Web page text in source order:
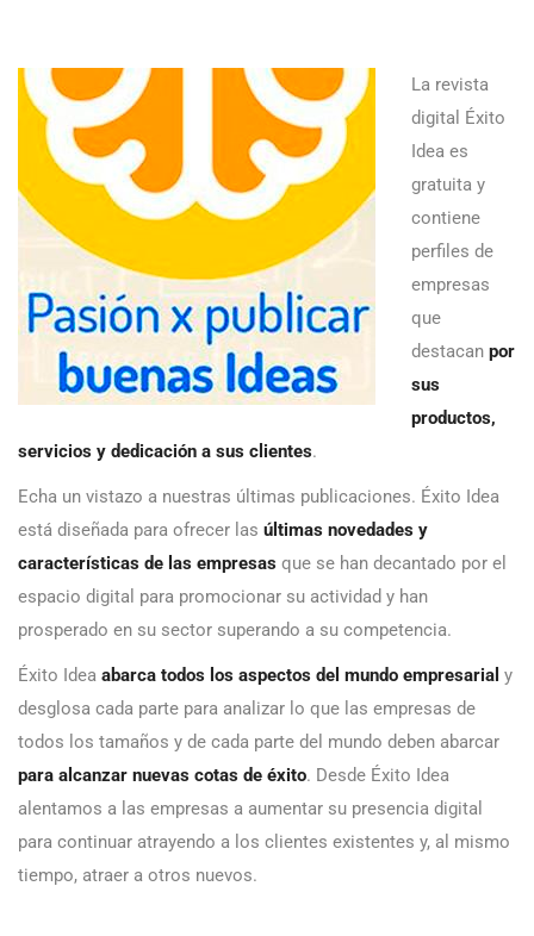
La revista
digital Éxito
Idea es
gratuita y
contiene
perfiles de
empresas
que
destacan por
sus
productos,
servicios y dedicación a sus clientes.
Echa un vistazo a nuestras últimas publicaciones. Éxito Idea
está diseñada para ofrecer las últimas novedades y
características de las empresas que se han decantado por el
espacio digital para promocionar su actividad y han
prosperado en su sector superando a su competencia.
Éxito Idea abarca todos los aspectos del mundo empresarial y
desglosa cada parte para analizar lo que las empresas de
todos los tamaños y de cada parte del mundo deben abarcar
para alcanzar nuevas cotas de éxito. Desde Éxito Idea
alentamos a las empresas a aumentar su presencia digital
para continuar atrayendo a los clientes existentes y, al mismo
tiempo, atraer a otros nuevos.